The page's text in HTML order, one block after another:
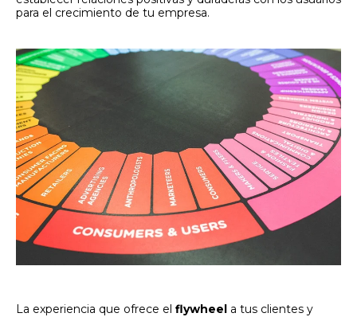
para el crecimiento de tu empresa.
La experiencia que ofrece el flywheel a tus clientes y